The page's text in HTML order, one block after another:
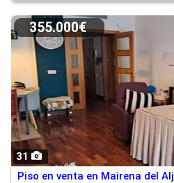
31
355.000€
Piso en venta en Mairena del